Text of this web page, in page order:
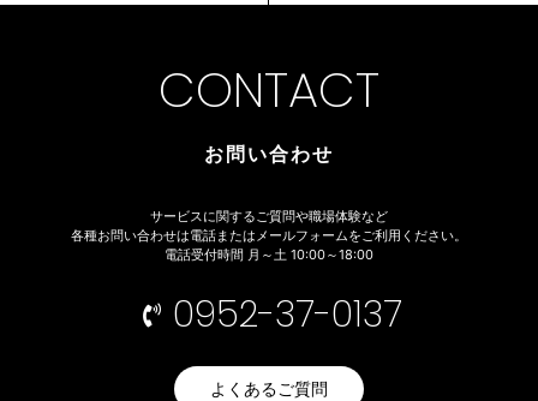
CONTACT
お問い合わせ
サービスに関するご質問や職場体験など
各種お問い合わせは電話またはメールフォームをご利用ください。
電話受付時間 月～土 10:00～18:00
0952-37-0137
よくあるご質問